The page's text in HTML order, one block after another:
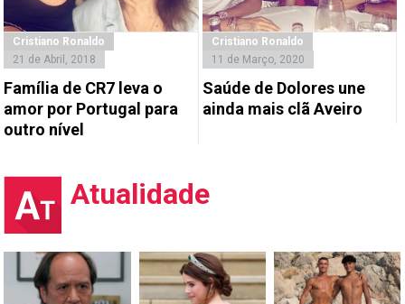
Cristiano Ronaldo
21 de Abril, 2018
Família de CR7 leva o
amor por Portugal para
outro nível
Cristiano Ronaldo
11 de Março, 2020
Saúde de Dolores une
ainda mais clã Aveiro
Atualidade